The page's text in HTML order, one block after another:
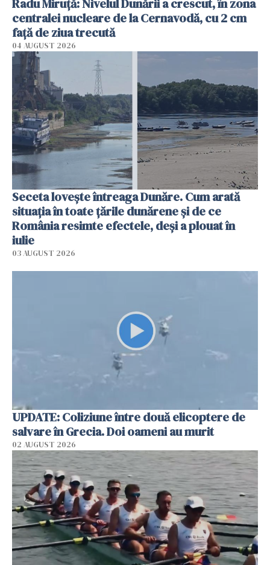
centralei nucleare de la Cernavodă, cu 2 cm
faţă de ziua trecută
04 AUGUST 2026
Seceta lovește întreaga Dunăre. Cum arată
situația în toate țările dunărene și de ce
România resimte efectele, deși a plouat în
iulie
03 AUGUST 2026
UPDATE: Coliziune între două elicoptere de
salvare în Grecia. Doi oameni au murit
02 AUGUST 2026